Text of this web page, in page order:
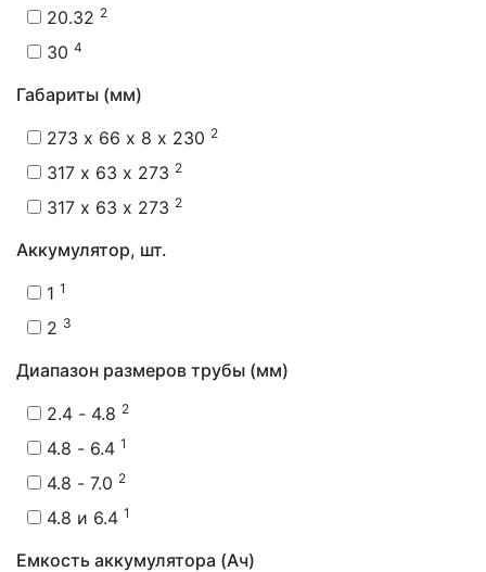
20.32 2
30 4
Габариты (мм)
273 x 66 x 8 x 230 2
317 x 63 x 273 2
317 х 63 х 273 2
Аккумулятор, шт.
1 1
2 3
Диапазон размеров трубы (мм)
2.4 - 4.8 2
4.8 - 6.4 1
4.8 - 7.0 2
4.8 и 6.4 1
Емкость аккумулятора (Ач)